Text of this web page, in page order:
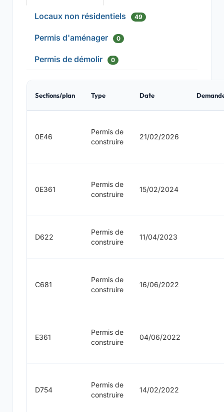
Locaux non résidentiels 49
Permis d'aménager 0
Permis de démolir 0
Sections/plan Type Date
0E46
Permis de
construire
21/02/2026
0E361
Permis de
construire
15/02/2024
D622
Permis de
construire
11/04/2023
C681
Permis de
construire
16/06/2022
E361
Permis de
construire
04/06/2022
D754
Permis de
construire
14/02/2022